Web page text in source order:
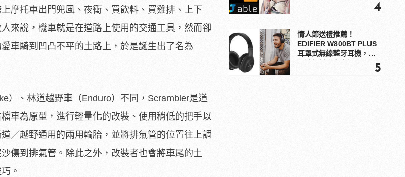
摩托車出門兜風、夜衝、買飲料、買雞排、上下
來說，機車就是在道路上使用的交通工具，然而卻
車騎到凹凸不平的土路上，於是誕生出了名為
）、林道越野車（Enduro）不同，Scrambler是道
車為原型，進行輕量化的改裝、使用稍低的把手以
／越野通用的兩用輪胎，並將排氣管的位置往上調
傷到排氣管。除此之外，改裝者也會將車尾的土
。
4
情人節送禮推薦！
EDIFIER W800BT PLUS
耳罩式無線藍牙耳機，在
5